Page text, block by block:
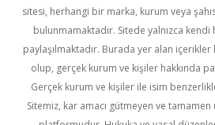
sitesi, herhangi bir marka, kurum veya
bulunmamaktadır. Sitede yalnızca kendi
paylaşılmaktadır. Burada yer alan
olup, gerçek kurum ve kişiler hakkında
Gerçek kurum ve kişiler ile isim
Sitemiz, kar amacı gütmeyen ve